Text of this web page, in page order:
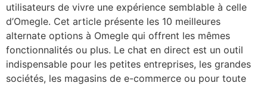
utilisateurs de vivre une expérience semblable à celle
d’Omegle. Cet article présente les 10 meilleures
alternate options à Omegle qui offrent les mêmes
fonctionnalités ou plus. Le chat en direct est un outil
indispensable pour les petites entreprises, les grandes
sociétés, les magasins de e-commerce ou pour toute